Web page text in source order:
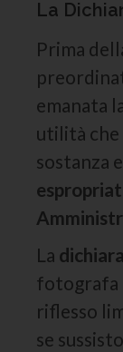
La
Prima
emanata
utilità
sostanza
La
fotografa
riflesso
se